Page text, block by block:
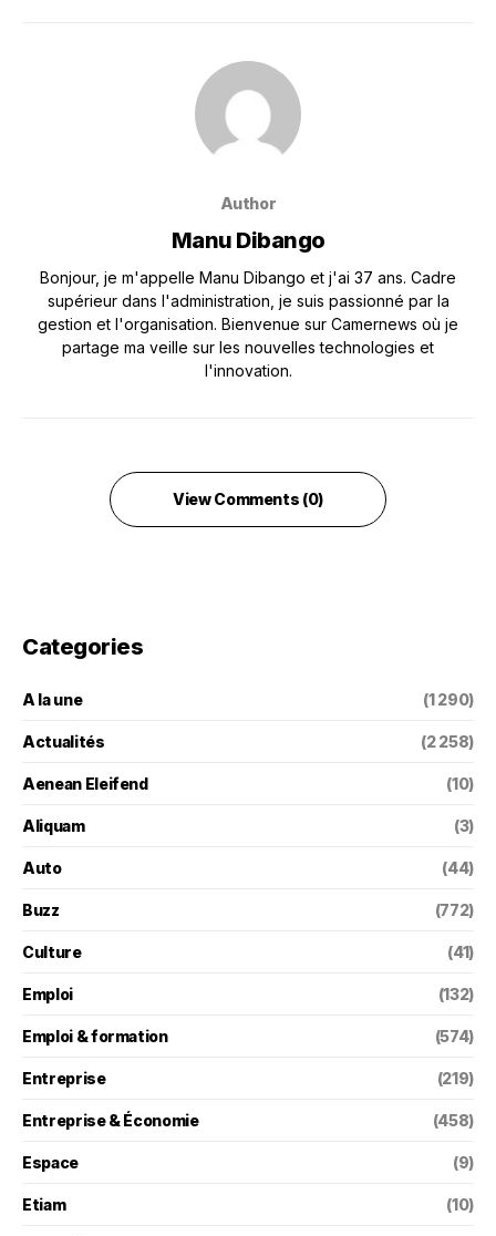
Author
Manu Dibango
Bonjour, je m'appelle Manu Dibango et j'ai 37 ans. Cadre
supérieur dans l'administration, je suis passionné par la
gestion et l'organisation. Bienvenue sur Camernews où je
partage ma veille sur les nouvelles technologies et
l'innovation.
View Comments (0)
Categories
A la une (1 290)
Actualités (2 258)
Aenean Eleifend (10)
Aliquam (3)
Auto (44)
Buzz (772)
Culture (41)
Emploi (132)
Emploi & formation (574)
Entreprise (219)
Entreprise & Économie (458)
Espace (9)
Etiam (10)